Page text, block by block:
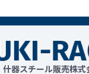
什器スチール販売株式